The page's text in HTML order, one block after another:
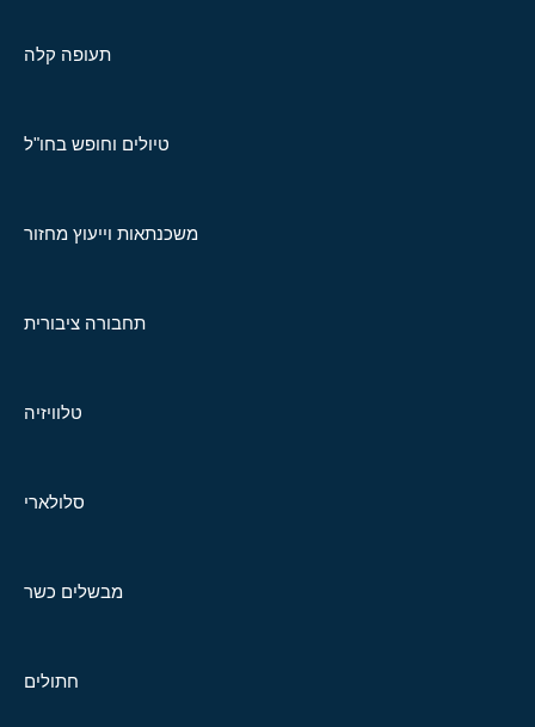
תעופה קלה
טיולים וחופש בחו"ל
משכנתאות וייעוץ מחזור
תחבורה ציבורית
טלוויזיה
סלולארי
מבשלים כשר
חתולים